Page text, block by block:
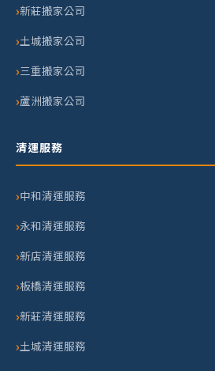
新莊搬家公司
土城搬家公司
三重搬家公司
蘆洲搬家公司
清運服務
中和清運服務
永和清運服務
新店清運服務
板橋清運服務
新莊清運服務
土城清運服務